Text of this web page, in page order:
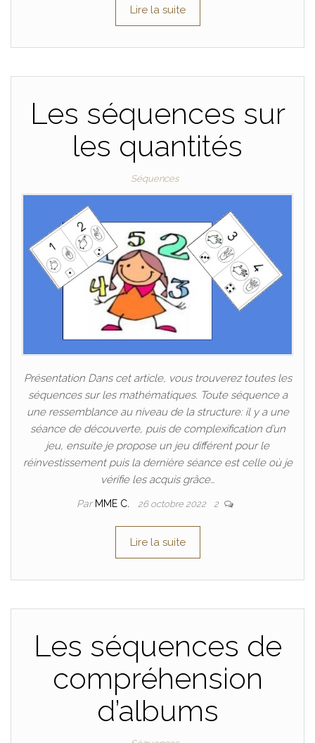
Lire la suite
Les séquences sur
les quantités
Séquences
Présentation Dans cet article, vous trouverez toutes les
séquences sur les mathématiques. Toute séquence a
une ressemblance au niveau de la structure: il y a une
séance de découverte, puis de complexification d’un
jeu, ensuite je propose un jeu différent pour le
réinvestissement puis la dernière séance est celle où je
vérifie les acquis grâce…
Par MME C. 26 octobre 2022 2
Lire la suite
Les séquences de
compréhension
d’albums